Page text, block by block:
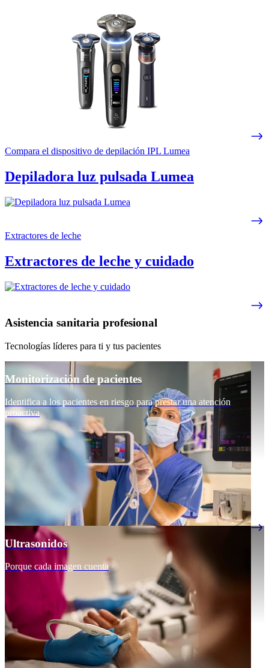
Compara el dispositivo de depilación IPL Lumea
Depiladora luz pulsada Lumea
Extractores de leche
Extractores de leche y cuidado
Asistencia sanitaria profesional
Tecnologías líderes para ti y tus pacientes
Monitorización de pacientes
Identifica a los pacientes en riesgo para prestar una atención
proactiva
Ultrasonidos
Porque cada imagen cuenta